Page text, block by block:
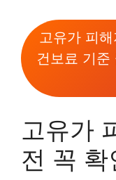
고유가 피
건보료 기준
고유가
전 꼭 확